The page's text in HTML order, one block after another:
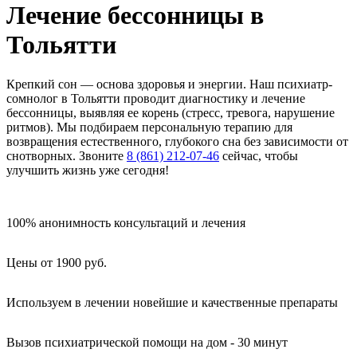
Лечение бессонницы в
Тольятти
Крепкий сон — основа здоровья и энергии. Наш психиатр-
сомнолог в Тольятти проводит диагностику и лечение
бессонницы, выявляя ее корень (стресс, тревога, нарушение
ритмов). Мы подбираем персональную терапию для
возвращения естественного, глубокого сна без зависимости от
снотворных. Звоните 8 (861) 212-07-46 сейчас, чтобы
улучшить жизнь уже сегодня!
100% анонимность консультаций и лечения
Цены от 1900 руб.
Используем в лечении новейшие и качественные препараты
Вызов психиатрической помощи на дом - 30 минут